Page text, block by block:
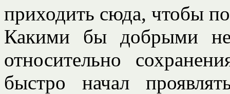
приходить сюда, чтобы
Какими бы добрыми
относительно
быстро начал